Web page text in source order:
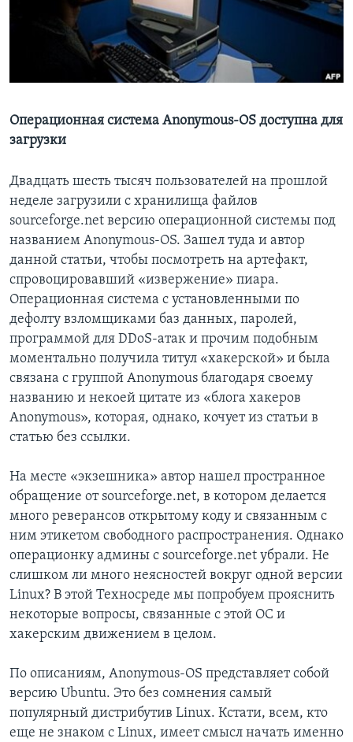
Learning English
Языки
Операционная система Anonymous-OS доступна для
загрузки
Двадцать шесть тысяч пользователей на прошлой
неделе загрузили с хранилища файлов
sourceforge.net версию операционной системы под
названием Anonymous-OS. Зашел туда и автор
данной статьи, чтобы посмотреть на артефакт,
спровоцировавший «извержение» пиара.
Операционная система с установленными по
дефолту взломщиками баз данных, паролей,
программой для DDoS-атак и прочим подобным
моментально получила титул «хакерской» и была
связана с группой Anonymous благодаря своему
названию и некоей цитате из «блога хакеров
Anonymous», которая, однако, кочует из статьи в
статью без ссылки.
На месте «экзешника» автор нашел пространное
обращение от sourceforge.net, в котором делается
много реверансов открытому коду и связанным с
ним этикетом свободного распространения. Однако
операционку админы с sourceforge.net убрали. Не
слишком ли много неясностей вокруг одной версии
Linux? В этой Техносреде мы попробуем прояснить
некоторые вопросы, связанные с этой ОС и
хакерским движением в целом.
По описаниям, Anonymous-OS представляет собой
версию Ubuntu. Это без сомнения самый
популярный дистрибутив Linux. Кстати, всем, кто
еще не знаком с Linux, имеет смысл начать именно